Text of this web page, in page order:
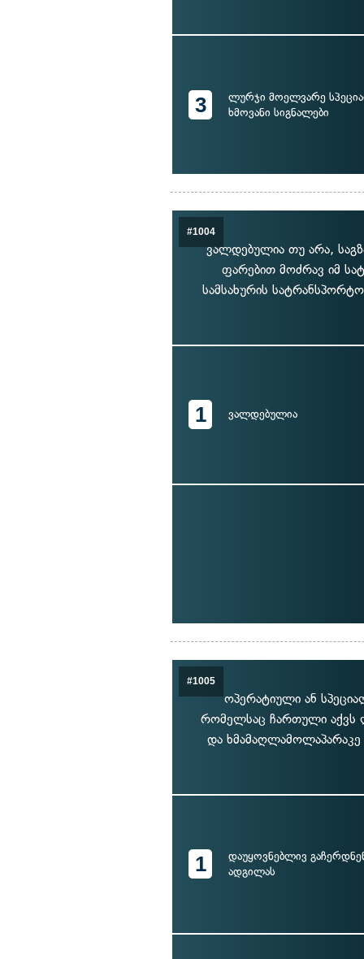
3
ლურჯი მოელვარე
ხმოვანი სიგნალები
#1004
ვალდებულია თუ არა,
ფარებით მოძრავ იმ
სამსახურის
1 ვალდებულია
#1005
ოპერატიული ან
რომელსაც ჩართული აქვს
და ხმამაღლამოლაპარაკე
1
დაუყოვნებლივ
ადგილას